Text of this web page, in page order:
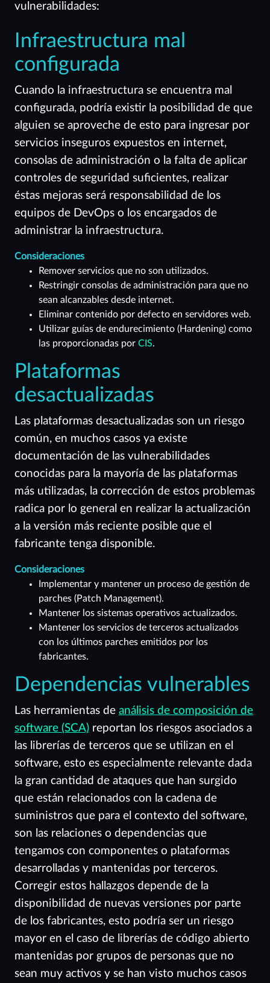
vulnerabilidades:
Infraestructura mal
configurada
Cuando la infraestructura se encuentra mal
configurada, podría existir la posibilidad de que
alguien se aproveche de esto para ingresar por
servicios inseguros expuestos en internet,
consolas de administración o la falta de aplicar
controles de seguridad suficientes, realizar
éstas mejoras será responsabilidad de los
equipos de DevOps o los encargados de
administrar la infraestructura.
Consideraciones
Remover servicios que no son utilizados.
Restringir consolas de administración para que no
sean alcanzables desde internet.
Eliminar contenido por defecto en servidores web.
Utilizar guías de endurecimiento (Hardening) como
las proporcionadas por CIS.
Plataformas
desactualizadas
Las plataformas desactualizadas son un riesgo
común, en muchos casos ya existe
documentación de las vulnerabilidades
conocidas para la mayoría de las plataformas
más utilizadas, la corrección de estos problemas
radica por lo general en realizar la actualización
a la versión más reciente posible que el
fabricante tenga disponible.
Consideraciones
Implementar y mantener un proceso de gestión de
parches (Patch Management).
Mantener los sistemas operativos actualizados.
Mantener los servicios de terceros actualizados
con los últimos parches emitidos por los
fabricantes.
Dependencias vulnerables
Las herramientas de análisis de composición de
software (SCA) reportan los riesgos asociados a
las librerías de terceros que se utilizan en el
software, esto es especialmente relevante dada
la gran cantidad de ataques que han surgido
que están relacionados con la cadena de
suministros que para el contexto del software,
son las relaciones o dependencias que
tengamos con componentes o plataformas
desarrolladas y mantenidas por terceros.
Corregir estos hallazgos depende de la
disponibilidad de nuevas versiones por parte
de los fabricantes, esto podría ser un riesgo
mayor en el caso de librerías de código abierto
mantenidas por grupos de personas que no
sean muy activos y se han visto muchos casos